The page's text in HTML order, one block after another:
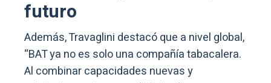
futuro
Además, Travaglini destacó que a nivel global,
“BAT ya no es solo una compañía tabacalera.
Al combinar capacidades nuevas y